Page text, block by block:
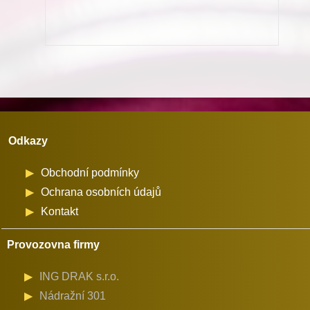
množství
Odkazy
Obchodní podmínky
Ochrana osobních údajů
Kontakt
Provozovna firmy
ING DRAK s.r.o.
Nádražní 301